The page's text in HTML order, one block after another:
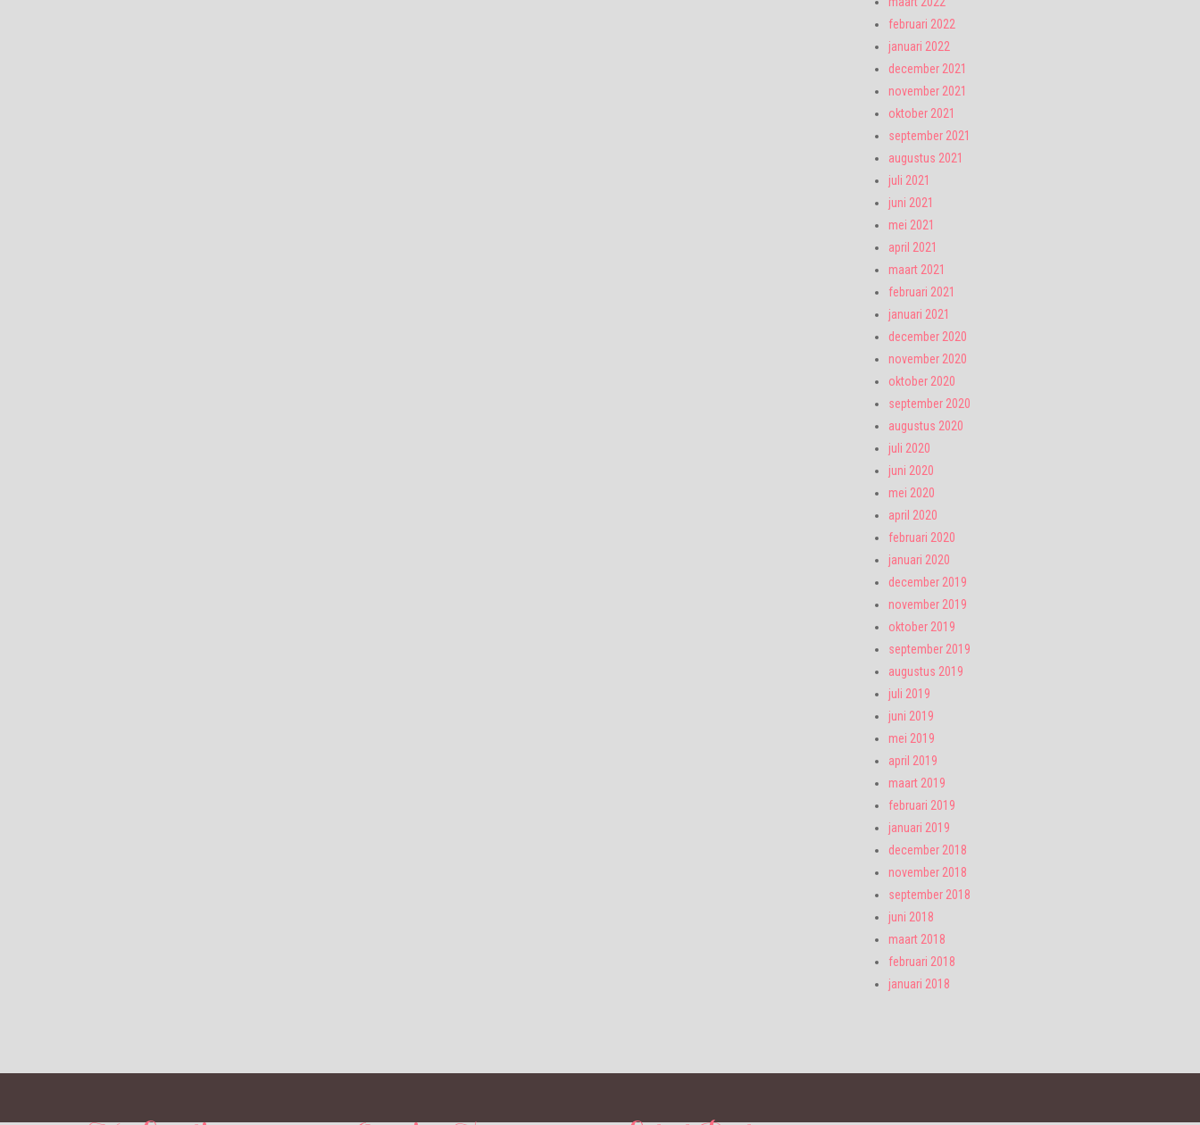
februari 2022
januari 2022
december 2021
november 2021
oktober 2021
september 2021
augustus 2021
juli 2021
juni 2021
mei 2021
april 2021
maart 2021
februari 2021
januari 2021
december 2020
november 2020
oktober 2020
september 2020
augustus 2020
juli 2020
juni 2020
mei 2020
april 2020
februari 2020
januari 2020
december 2019
november 2019
oktober 2019
september 2019
augustus 2019
juli 2019
juni 2019
mei 2019
april 2019
maart 2019
februari 2019
januari 2019
december 2018
november 2018
september 2018
juni 2018
maart 2018
februari 2018
januari 2018